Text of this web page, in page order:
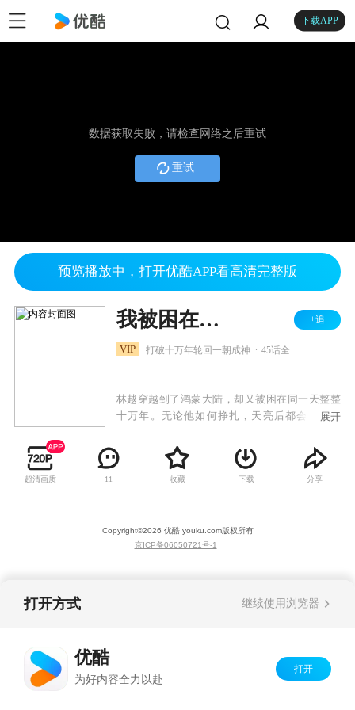
下载APP
数据获取失败，请检查网络之后重试
重试
预览播放中，打开优酷APP看高清完整版
我被困在同一天十万年 +追
VIP 打破十万年轮回一朝成神 45话全
林越穿越到了鸿蒙大陆，却又被困在同一天整整
十万年。无论他如何挣扎，天亮后都会回到昨
数宗门强者的秘密，也渐渐认命自己逃不出轮回
了。然而，就在十万年的最后一天，林越夺走七
业魔皇的未婚妻，砍断太上长老之子的手臂，闯
展开
超清画质 11 收藏 下载 分享
Copyright©2026 优酷 youku.com版权所有
京ICP备06050721号-1
打开方式 继续使用浏览器
优酷
为好内容全力以赴
打开